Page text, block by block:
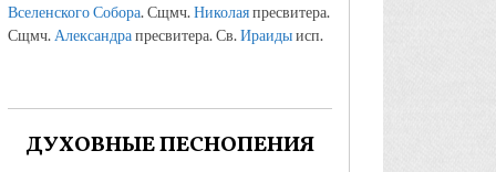
Вселенского Собора. Сщмч.Николаяпресвитера.
Сщмч. Александрапресвитера. Св.Ираидыисп.
ДУХОВНЫЕ ПЕСНОПЕНИЯ